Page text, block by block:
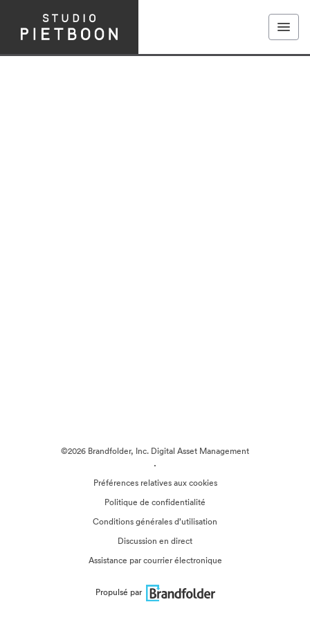
©2026 Brandfolder, Inc. Digital Asset Management
·
Préférences relatives aux cookies
Politique de confidentialité
Conditions générales d’utilisation
Discussion en direct
Assistance par courrier électronique
Propulsé par